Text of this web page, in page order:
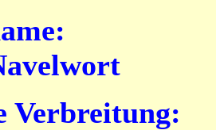
Verbreitung: